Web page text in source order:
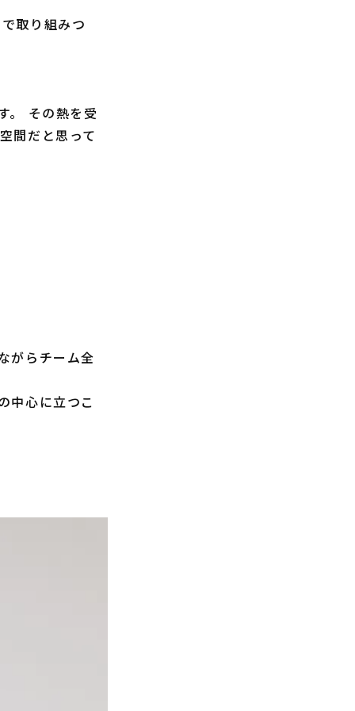
取り組みつ
。 その熱を受
間だと思って
がらチーム全
中心に立つこ